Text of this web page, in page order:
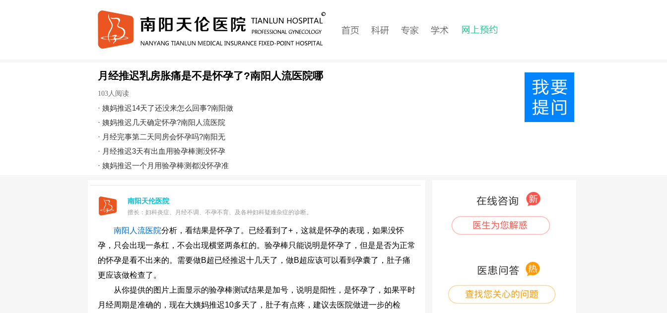
月经推迟乳房胀痛是不是怀孕了?南阳人流医院哪
103人阅读
· 姨妈推迟14天了还没来怎么回事?南阳做
· 姨妈推迟几天确定怀孕?南阳人流医院
· 月经完事第二天同房会怀孕吗?南阳无
· 月经推迟3天有出血用验孕棒测没怀孕
· 姨妈推迟一个月用验孕棒测都没怀孕准
南阳天伦医院
擅长：妇科炎症、月经不调、不孕不育、及各种妇科疑难杂症的诊断。
南阳人流医院分析，看结果是怀孕了。已经看到了+，这就是怀孕的表现，如果没怀
孕，只会出现一条杠，不会出现横竖两条杠的。验孕棒只能说明是怀孕了，但是是否为正常
的怀孕是看不出来的。需要做B超已经推迟十几天了，做B超应该可以看到孕囊了，肚子痛
更应该做检查了。
从你提供的图片上面显示的验孕棒测试结果是加号，说明是阳性，是怀孕了，如果平时
月经周期是准确的，现在大姨妈推迟10多天了，肚子有点疼，建议去医院做进一步的检